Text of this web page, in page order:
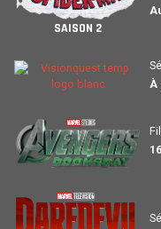
SAISON 2
À